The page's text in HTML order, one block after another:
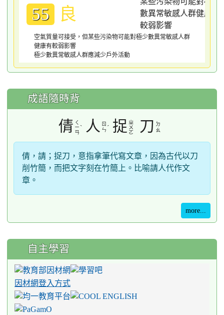
55 良
空氣質量可接受，但某些污染物可能對極少數異常敏感人群
健康有較弱影響
極少數異常敏感人群應減少戶外活動
成語隨時背
倩 ㄑ
ㄧ
ㄢ
ˋ 人
ㄖ
ㄣ ˊ 捉 ㄓ
ㄨ
ㄛ
刀 ㄉ
ㄠ
倩，請；捉刀，意指拿筆代寫文章，因為古代以刀
削竹簡，而把文字刻在竹簡上。比喻請人代作文
章。
more...
自主學習
因材網登入方式